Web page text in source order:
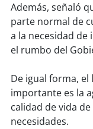
soychillán
soysancarlos
soytalcahuano
soy
Además, señaló
parte normal de
a la necesidad
el rumbo del
De igual forma,
importante es la
calidad de vida
necesidades.